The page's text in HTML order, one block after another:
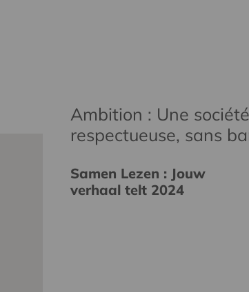
Ambition : Une
respectueuse, sans
Samen Lezen : Jouw
verhaal telt 2024